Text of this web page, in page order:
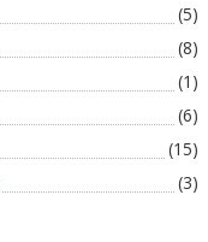
(5)
(8)
(1)
(6)
(15)
(3)